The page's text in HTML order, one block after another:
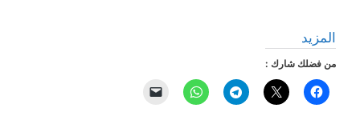
المزيد
من فضلك شارك :